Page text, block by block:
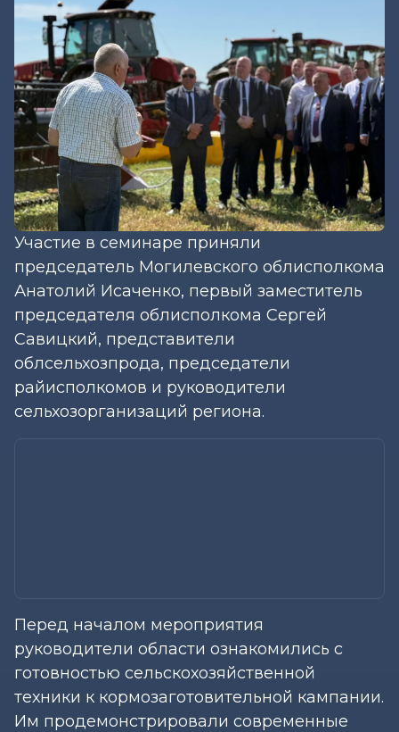
Участие в семинаре приняли
председатель Могилевского облисполкома
Анатолий Исаченко, первый заместитель
председателя облисполкома Сергей
Савицкий, представители
облсельхозпрода, председатели
райисполкомов и руководители
сельхозорганизаций региона.
Перед началом мероприятия
руководители области ознакомились с
готовностью сельскохозяйственной
техники к кормозаготовительной кампании.
Им продемонстрировали современные